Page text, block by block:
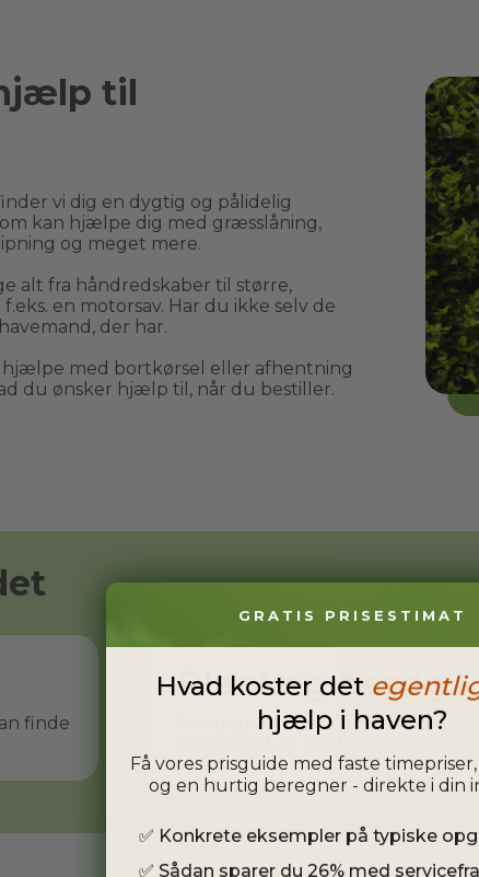
til
vi dig en dygtig og pålidelig
kan hjælpe dig med græsslåning,
og meget mere.
alt fra håndredskaber til større,
en motorsav. Har du ikke selv de
der har.
med bortkørsel eller afhentning
du ønsker hjælp til, når du bestiller.
finde
Planlæg besøg
Tal opgaven igennem med din
GRATIS PRISESTIMAT
Hvad koster det
hjælp i haven?
Få vores prisguide med faste
og en hurtig beregner - direkte i din
✅ Konkrete eksempler på typiske
✅ Sådan sparer du 26% med